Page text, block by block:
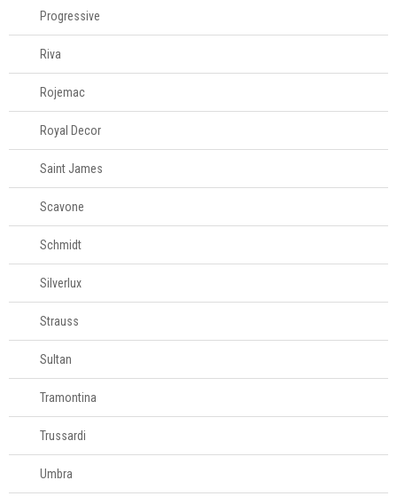
Progressive
Riva
Rojemac
Royal Decor
Saint James
Scavone
Schmidt
Silverlux
Strauss
Sultan
Tramontina
Trussardi
Umbra